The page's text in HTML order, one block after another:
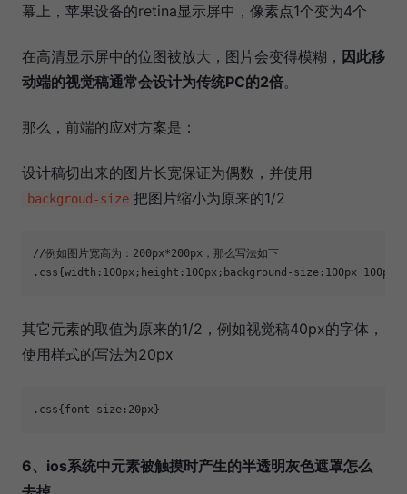
幕上，苹果设备的retina显示屏中，像素点1个变为4个
在高清显示屏中的位图被放大，图片会变得模糊， 因此移
动端的视觉稿通常会设计为传统PC的2倍。
那么，前端的应对方案是：
设计稿切出来的图片长宽保证为偶数，并使用
backgroud-size 把图片缩小为原来的1/2
//例如图片宽高为：200px*200px，那么写法如下
.css{width:100px;height:100px;background-size:100px 100px;}
其它元素的取值为原来的1/2，例如视觉稿40px的字体，
使用样式的写法为20px
.css{font-size:20px}
6、ios系统中元素被触摸时产生的半透明灰色遮罩怎么